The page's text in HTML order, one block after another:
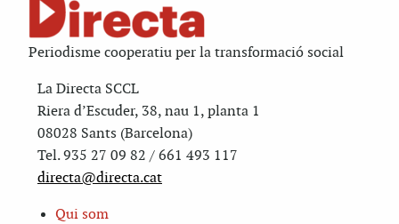
Periodisme cooperatiu per la transformació social
La Directa SCCL
Riera d’Escuder, 38, nau 1, planta 1
08028 Sants (Barcelona)
Tel. 935 27 09 82 / 661 493 117
directa@directa.cat
Qui som